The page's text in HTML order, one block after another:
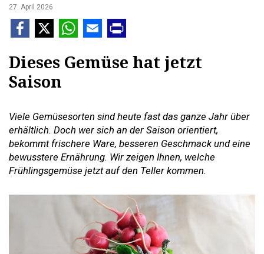
27. April 2026
Dieses Gemüse hat jetzt
Saison
Viele Gemüsesorten sind heute fast das ganze Jahr über
erhältlich. Doch wer sich an der Saison orientiert,
bekommt frischere Ware, besseren Geschmack und eine
bewusstere Ernährung. Wir zeigen Ihnen, welche
Frühlingsgemüse jetzt auf den Teller kommen.